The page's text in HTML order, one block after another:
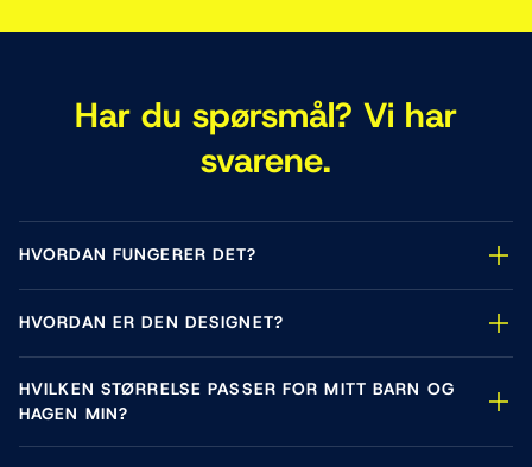
Har du spørsmål? Vi har
svarene.
HVORDAN FUNGERER DET?
HVORDAN ER DEN DESIGNET?
HVILKEN STØRRELSE PASSER FOR MITT BARN OG
HAGEN MIN?